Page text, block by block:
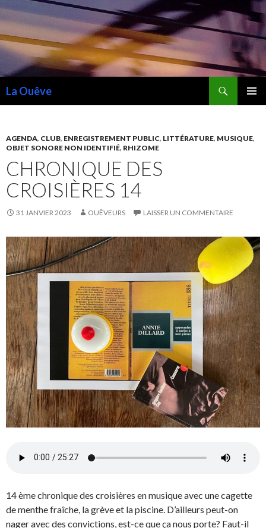
La Ouêve
AGENDA, CLUB, ENREGISTREMENT PUBLIC, LITTÉRATURE, MUSIQUE,
OBJET SONORE NON IDENTIFIÉ, RHIZOME
CHRONIQUE DES
CROISIÈRES 14
31 JANVIER 2023 OUÊVEURS LAISSER UN COMMENTAIRE
14 ème chronique des croisières en musique avec une cagette
de menthe fraîche, la grève et la piscine. D’ailleurs peut-on
nager avec des convictions, est-ce que ça nous porte? Faut-il